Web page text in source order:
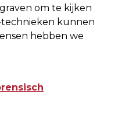
om te kijken
kunnen
hebben we